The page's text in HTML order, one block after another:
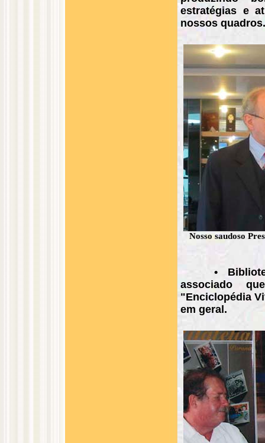
estratégias e
nossos quadros.
Nosso saudoso
•
associado
"Enciclopédia
em geral.